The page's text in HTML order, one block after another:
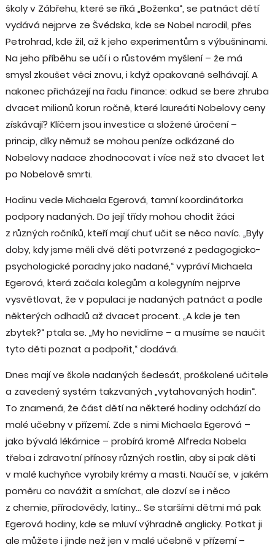
školy v Zábřehu, které se říká „Boženka“, se patnáct dětí
vydává nejprve ze Švédska, kde se Nobel narodil, přes
Petrohrad, kde žil, až k jeho experimentům s výbušninami.
Na jeho příběhu se učí i o růstovém myšlení – že má
smysl zkoušet věci znovu, i když opakovaně selhávají. A
nakonec přicházejí na řadu finance: odkud se bere zhruba
dvacet milionů korun ročně, které laureáti Nobelovy ceny
získávají? Klíčem jsou investice a složené úročení –
princip, díky němuž se mohou peníze odkázané do
Nobelovy nadace zhodnocovat i více než sto dvacet let
po Nobelově smrti.
Hodinu vede Michaela Egerová, tamní koordinátorka
podpory nadaných. Do její třídy mohou chodit žáci
z různých ročníků, kteří mají chuť učit se něco navíc. „Byly
doby, kdy jsme měli dvě děti potvrzené z pedagogicko-
psychologické poradny jako nadané,“ vypráví Michaela
Egerová, která začala kolegům a kolegyním nejprve
vysvětlovat, že v populaci je nadaných patnáct a podle
některých odhadů až dvacet procent. „A kde je ten
zbytek?“ ptala se. „My ho nevidíme – a musíme se naučit
tyto děti poznat a podpořit,“ dodává.
Dnes mají ve škole nadaných šedesát, proškolené učitele
a zavedený systém takzvaných „vytahovaných hodin“.
To znamená, že část dětí na některé hodiny odchází do
malé učebny v přízemí. Zde s nimi Michaela Egerová –
jako bývalá lékárnice – probírá kromě Alfreda Nobela
třeba i zdravotní přínosy různých rostlin, aby si pak děti
v malé kuchyňce vyrobily krémy a masti. Naučí se, v jakém
poměru co navážit a smíchat, ale dozví se i něco
z chemie, přírodovědy, latiny… Se staršími dětmi má pak
Egerová hodiny, kde se mluví výhradně anglicky. Potkat ji
ale můžete i jinde než jen v malé učebně v přízemí –